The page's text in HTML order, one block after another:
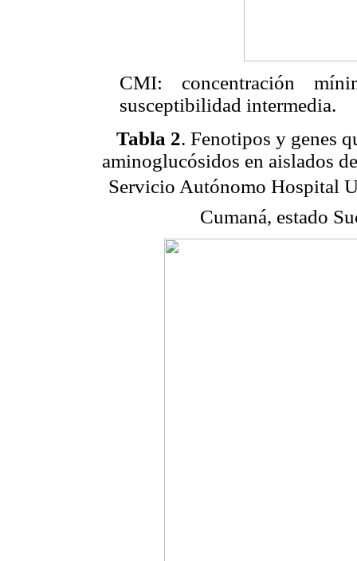
CMI: concentración
susceptibilidad intermedia.
Tabla 2. Fenotipos y genes
aminoglucósidos en aislados
Servicio Autónomo Hospital
Cumaná, estado